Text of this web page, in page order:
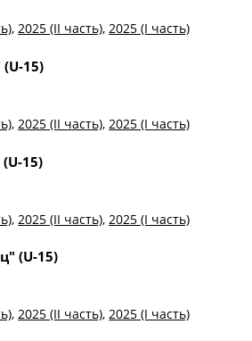
,2025 (II часть),2025 (I часть)
15)
,2025 (II часть),2025 (I часть)
15)
, 2025 (II часть), 2025 (I часть)
(U-15)
,2025 (II часть),2025 (I часть)